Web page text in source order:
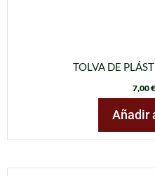
TOLVA DE
7,00€
Añadir